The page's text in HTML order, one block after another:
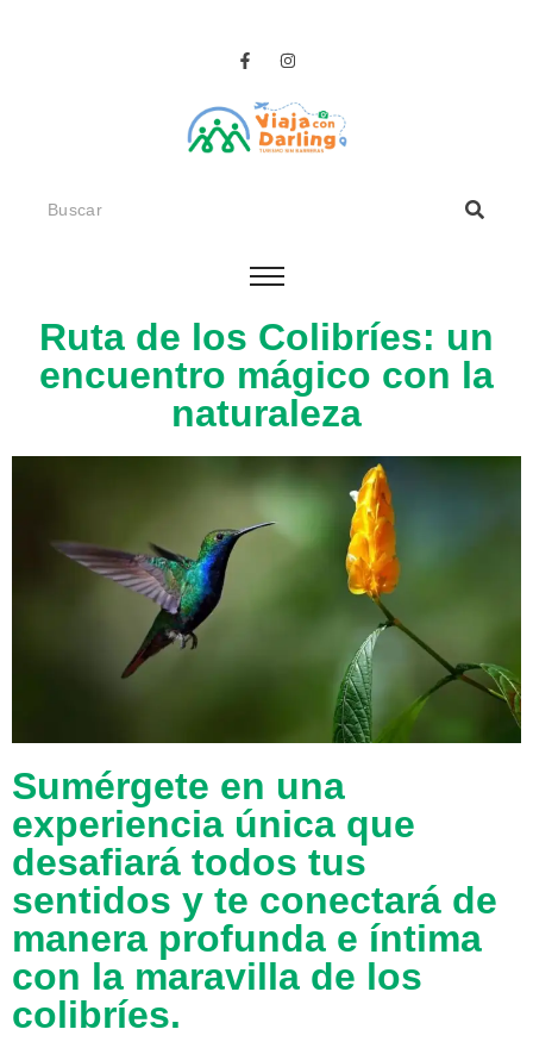
Ruta de los Colibríes: un
encuentro mágico con la
naturaleza
Sumérgete en una
experiencia única que
desafiará todos tus
sentidos y te conectará de
manera profunda e íntima
con la maravilla de los
colibríes.